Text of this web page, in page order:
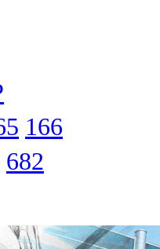
166
682